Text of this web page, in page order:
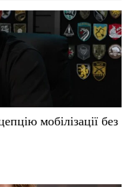
мобілізації без